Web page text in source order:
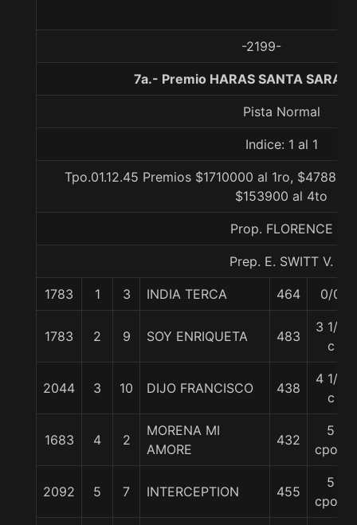
-2199-
7a.- Premio HARAS SANTA SARA,
Pista Normal
Indice: 1 al 1
Tpo.01.12.45 Premios $1710000 al 1ro,
$153900 al 4to
Prop. FLORENCE
Prep. E. SWITT V.
1783 1 3 INDIA TERCA 464 0/0
1783 2 9 SOY ENRIQUETA 483
3 1/4
c
2044 3 10 DIJO FRANCISCO 438
4 1/2
c
1683 4 2
MORENA MI
AMORE
432
5
cpos.
2092 5 7 INTERCEPTION 455
5
cpos.